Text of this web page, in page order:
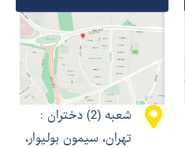
شعبه (2) دختران :
تهران، سیمون بولیوار،